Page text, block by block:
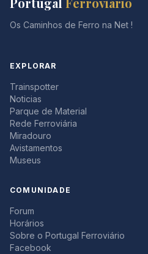
Os Caminhos de Ferro na Net !
EXPLORAR
Trainspotter
Noticias
Parque de Material
Rede Ferroviária
Miradouro
Avistamentos
Museus
COMUNIDADE
Forum
Horários
Sobre o Portugal Ferroviário
Facebook